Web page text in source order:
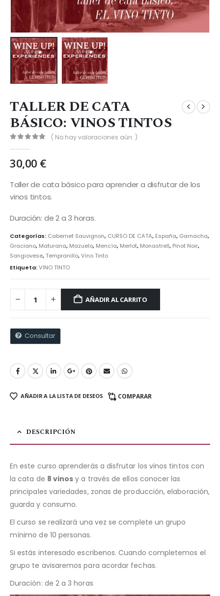
TALLER DE CATA
BÁSICO: VINOS TINTOS
( No hay valoraciones aún. )
30,00 €
Taller de cata básico para aprender a disfrutar de los
vinos tintos.
Duración: de 2 a 3 horas.
Categorías: Cabernet Sauvignon, CURSO DE CATA, España, Garnacha,
Graciano, Maturana, Mazuelo, Mencía, Merlot, Monastrell, Pinot Noir,
Sangiovese,Tempranillo,Vino Tinto
Etiqueta:VINO TINTO
AÑADIR AL CARRITO
Consultar
AÑADIR A LA LISTA DE DESEOS COMPARAR
DESCRIPCIÓN
En este curso aprenderás a disfrutar los vinos tintos con
la cata de 8 vinos y a través de ellos conocer las
principales variedades, zonas de producción, elaboración,
guarda y consumo.
El curso se realizará una vez se complete un grupo
mínimo de 10 personas.
Si estás interesado escribenos. Cuando completemos el
grupo te avisaremos para acordar fechas.
Duración: de 2 a 3 horas